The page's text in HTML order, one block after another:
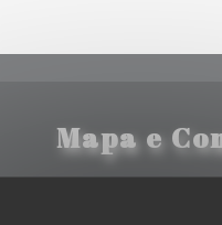
Mapa e